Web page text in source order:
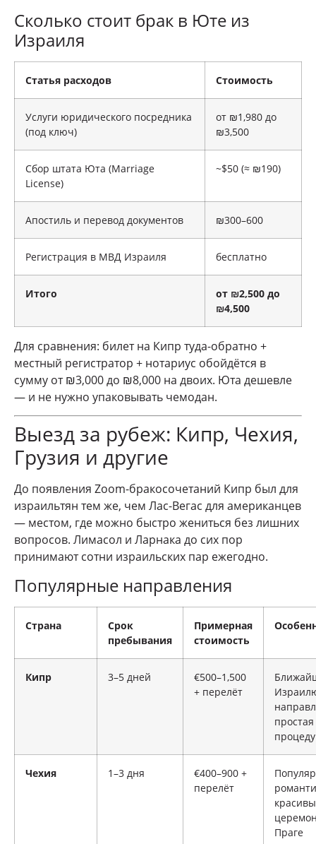
Сколько стоит брак в Юте из
Израиля
Статья расходов Стоимость
Услуги юридического посредника
(под ключ)
от ₪1,980 до
₪3,500
Сбор штата Юта (Marriage
License)
~$50 (≈ ₪190)
Апостиль и перевод документов ₪300–600
Регистрация в МВД Израиля бесплатно
Итого
от ₪2,500 до
₪4,500
Для сравнения: билет на Кипр туда-обратно +
местный регистратор + нотариус обойдётся в
сумму от ₪3,000 до ₪8,000 на двоих. Юта дешевле
— и не нужно упаковывать чемодан.
Выезд за рубеж: Кипр, Чехия,
Грузия и другие
До появления Zoom-бракосочетаний Кипр был для
израильтян тем же, чем Лас-Вегас для американцев
— местом, где можно быстро жениться без лишних
вопросов. Лимасол и Ларнака до сих пор
принимают сотни израильских пар ежегодно.
Популярные направления
Страна
Срок
пребывания
Примерная
стоимость
Кипр 3–5 дней
€500–1,500
+ перелёт
простая
Чехия 1–3 дня
€400–900 +
перелёт
Праге